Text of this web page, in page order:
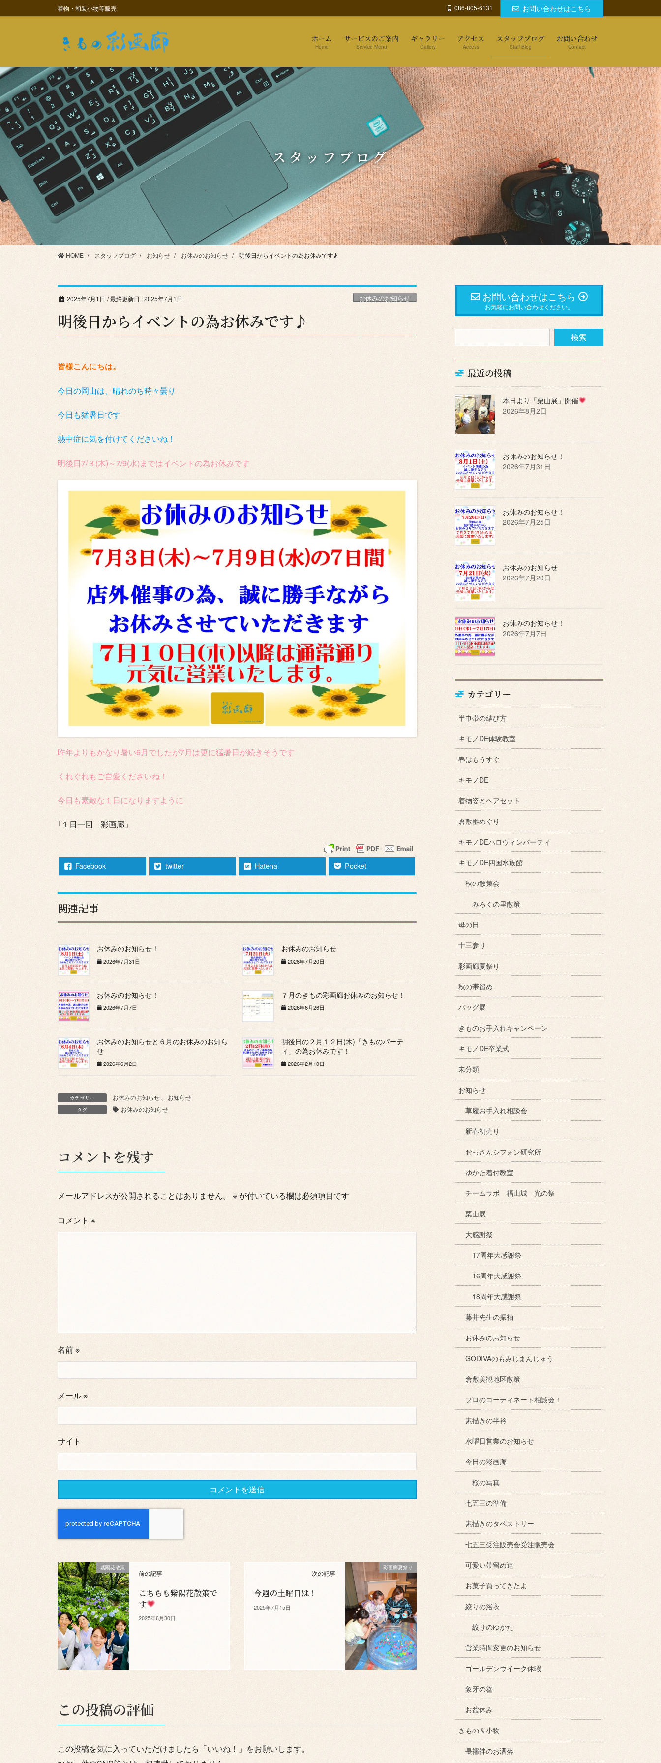
ン
に
移
ビ
ョ
ン
移
動
着物・和装小物等販売 086-805-6131 お問い合わせはこちら
ホーム
Home
サービスのご案内
Service Menu
ギャラリー
Gallery
アクセス
Access
スタッフブログ
Staff Blog
お問い合わせ
Contact
スタッフブログ
HOME スタッフブログ お知らせ お休みのお知らせ 明後日からイベントの為お休みです♪
2025年7月1日 / 最終更新日 :2025年7月1日 お休みのお知らせ
明後日からイベントの為お休みです♪
皆様こんにちは。
今日の岡山は、晴れのち時々曇り
今日も猛暑日です
熱中症に気を付けてくださいね！
明後日7/３(木)～7/9(水)まではイベントの為お休みです
昨年よりもかなり暑い6月でしたが7月は更に猛暑日が続きそうです
くれぐれもご自愛くださいね！
今日も素敵な１日になりますように
｢１日一回 彩画廊」
Facebook twitter Hatena Pocket
関連記事
お休みのお知らせ！
2026年7月31日
お休みのお知らせ
2026年7月20日
お休みのお知らせ！
2026年7月7日
７月のきもの彩画廊お休みのお知らせ！
2026年6月26日
お休みのお知らせと６月のお休みのお知ら
せ
2026年6月2日
明後日の２月１２日(木)「きものパーテ
ィ」の為お休みです！
2026年2月10日
カテゴリー お休みのお知らせ お知らせ
タグ お休みのお知らせ
コメントを残す
メールアドレスが公開されることはありません。 ※ が付いている欄は必須項目です
コメント ※
名前※
メール※
サイト
紫陽花散策
前の記事
こちらも紫陽花散策で
す
2025年6月30日
彩画廊夏祭り
次の記事
今週の土曜日は！
2025年7月15日
この投稿の評価
この投稿を気に入っていただけましたら「いいね！」をお願いします。
お問い合わせはこちら
お気軽にお問い合わせください。
最近の投稿
本日より「栗山展」開催
2026年8月2日
お休みのお知らせ！
2026年7月31日
お休みのお知らせ！
2026年7月25日
お休みのお知らせ
2026年7月20日
お休みのお知らせ！
2026年7月7日
カテゴリー
半巾帯の結び方
キモノDE体験教室
春はもうすぐ
キモノDE
着物姿とヘアセット
倉敷雛めぐり
キモノDEハロウィンパーティ
キモノDE四国水族館
秋の散策会
みろくの里散策
母の日
十三参り
彩画廊夏祭り
秋の帯留め
バッグ展
きものお手入れキャンペーン
キモノDE卒業式
未分類
お知らせ
草履お手入れ相談会
新春初売り
おっさんシフォン研究所
ゆかた着付教室
チームラボ 福山城 光の祭
栗山展
大感謝祭
17周年大感謝祭
16周年大感謝祭
18周年大感謝祭
藤井先生の振袖
お休みのお知らせ
GODIVAのもみじまんじゅう
倉敷美観地区散策
プロのコーディネート相談会！
素描きの半衿
水曜日営業のお知らせ
今日の彩画廊
桜の写真
七五三の準備
素描きのタペストリー
七五三受注販売会受注販売会
可愛い帯留め達
お菓子買ってきたよ
絞りの浴衣
絞りのゆかた
営業時間変更のお知らせ
ゴールデンウイーク休暇
象牙の簪
お盆休み
きもの＆小物
長襦袢のお洒落